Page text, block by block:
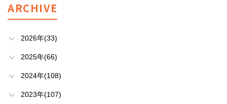
ARCHIVE
2026年(33)
2025年(66)
2024年(108)
2023年(107)